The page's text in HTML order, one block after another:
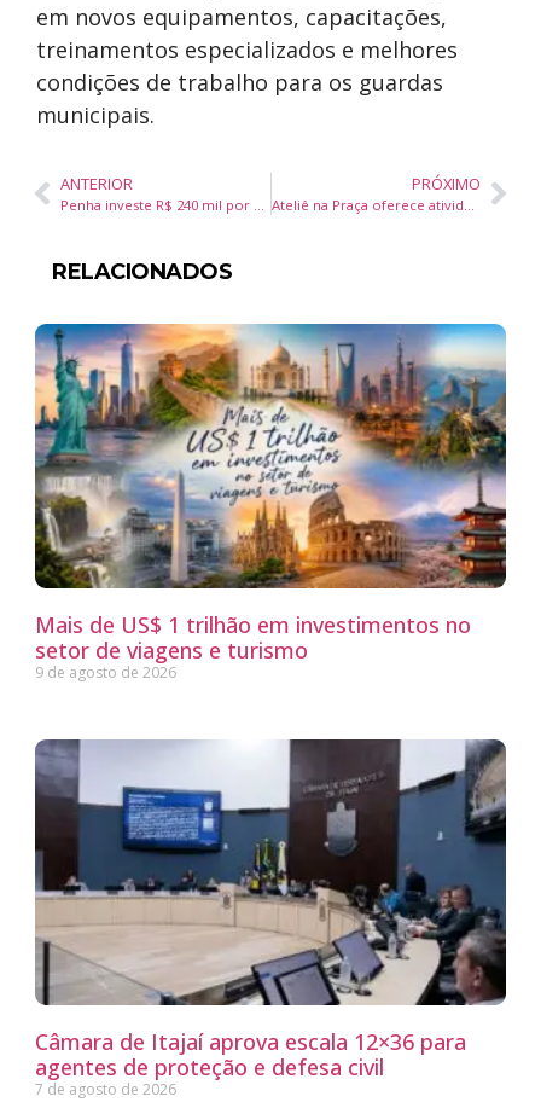
em novos equipamentos, capacitações,
treinamentos especializados e melhores
condições de trabalho para os guardas
municipais.
ANTERIOR PRÓXIMO
RELACIONADOS
Mais de US$ 1 trilhão em investimentos no
setor de viagens e turismo
9 de agosto de 2026
Câmara de Itajaí aprova escala 12×36 para
agentes de proteção e defesa civil
7 de agosto de 2026